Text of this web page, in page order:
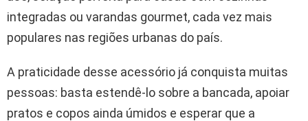
integradas ou varandas gourmet, cada vez mais
populares nas regiões urbanas do país.
A praticidade desse acessório já conquista muitas
pessoas: basta estendê-lo sobre a bancada, apoiar
pratos e copos ainda úmidos e esperar que a